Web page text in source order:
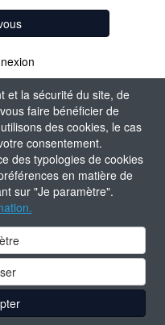
et la sécurité du site, de
faire bénéficier de
des cookies, le cas
consentement.
des typologies de cookies
en matière de
sur "Je paramètre".